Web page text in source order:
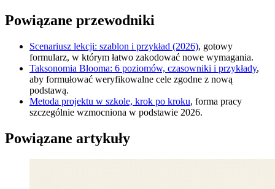
Powiązane przewodniki
Scenariusz lekcji: szablon i przykład (2026), gotowy
formularz, w którym łatwo zakodować nowe wymagania.
Taksonomia Blooma: 6 poziomów, czasowniki i przykłady,
aby formułować weryfikowalne cele zgodne z nową
podstawą.
Metoda projektu w szkole, krok po kroku, forma pracy
szczególnie wzmocniona w podstawie 2026.
Powiązane artykuły